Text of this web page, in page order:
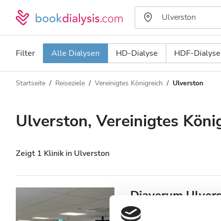
Filter Alle Dialysen HD-Dialyse HDF-Dialyse
Art der Dialyse
Alle Dialysen
HDF-Dialyse
Akzeptiert
Patienten mit HIV
Entfernung
Bewertung
Preis
Startseite Reiseziele Vereinigtes Königreich Ulverston
Ulverston, Vereinigtes
Zeigt 1 Klinik in Ulverston
Diaverum
Ulverston, Vereinigtes Königreich